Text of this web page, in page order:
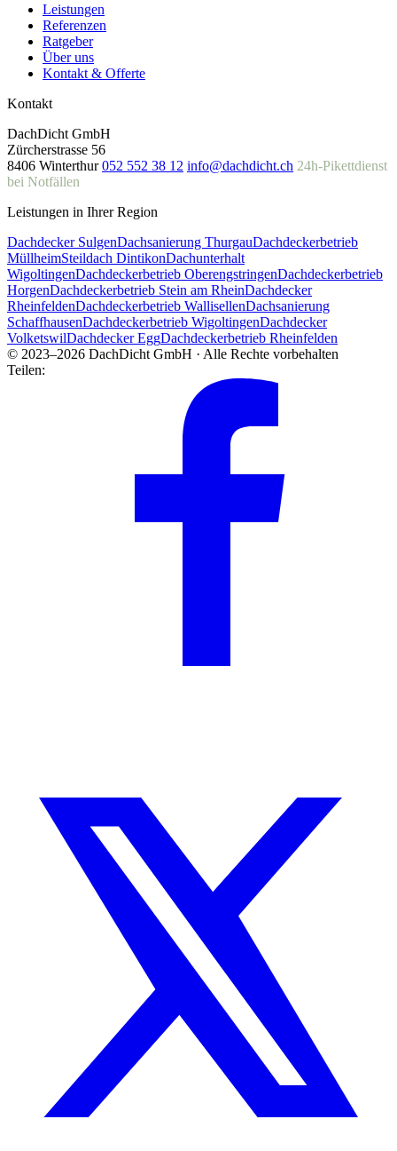
Leistungen
Referenzen
Ratgeber
Über uns
Kontakt & Offerte
Kontakt
DachDicht GmbH
Zürcherstrasse 56
8406 Winterthur 052 552 38 12 info@dachdicht.ch 24h-Pikettdienst
bei Notfällen
Leistungen in Ihrer Region
Dachdecker SulgenDachsanierung ThurgauDachdeckerbetrieb
MüllheimSteildach DintikonDachunterhalt
WigoltingenDachdeckerbetrieb OberengstringenDachdeckerbetrieb
HorgenDachdeckerbetrieb Stein am RheinDachdecker
RheinfeldenDachdeckerbetrieb WallisellenDachsanierung
SchaffhausenDachdeckerbetrieb WigoltingenDachdecker
VolketswilDachdecker EggDachdeckerbetrieb Rheinfelden
© 2023–2026 DachDicht GmbH · Alle Rechte vorbehalten
Teilen: